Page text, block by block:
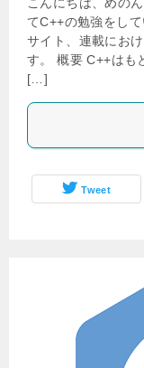
てC++の勉強をし
サイト、連載にお
す。 概要 C++はも
[…]
Tweet